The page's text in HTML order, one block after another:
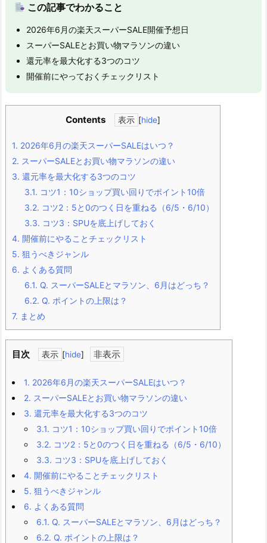
この記事でわかること
2026年6月の楽天スーパーSALE開催予想日
スーパーSALEとお買い物マラソンの違い
還元率を最大化する3つのコツ
開催前にやっておくチェックリスト
Contents [hide]
1. 2026年6月の楽天スーパーSALEはいつ？
2. スーパーSALEとお買い物マラソンの違い
3. 還元率を最大化する3つのコツ
3.1. コツ1：10ショップ買い回りでポイント10倍
3.2. コツ2：5と0のつく日を重ねる（6/5・6/10）
3.3. コツ3：SPUを底上げしておく
4. 開催前にやることチェックリスト
5. 狙うべきジャンル
6. よくある質問
6.1. Q. スーパーSALEとマラソン、6月はどっち？
6.2. Q. ポイントの上限は？
7. まとめ
目次 [hide]
1. 2026年6月の楽天スーパーSALEはいつ？
2. スーパーSALEとお買い物マラソンの違い
3. 還元率を最大化する3つのコツ
3.1. コツ1：10ショップ買い回りでポイント10倍
3.2. コツ2：5と0のつく日を重ねる（6/5・6/10）
3.3. コツ3：SPUを底上げしておく
4. 開催前にやることチェックリスト
5. 狙うべきジャンル
6. よくある質問
6.1. Q. スーパーSALEとマラソン、6月はどっち？
6.2. Q. ポイントの上限は？